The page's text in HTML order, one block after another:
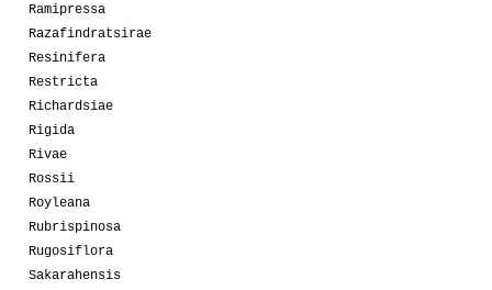
Ramipressa
Razafindratsirae
Resinifera
Restricta
Richardsiae
Rigida
Rivae
Rossii
Royleana
Rubrispinosa
Rugosiflora
Sakarahensis